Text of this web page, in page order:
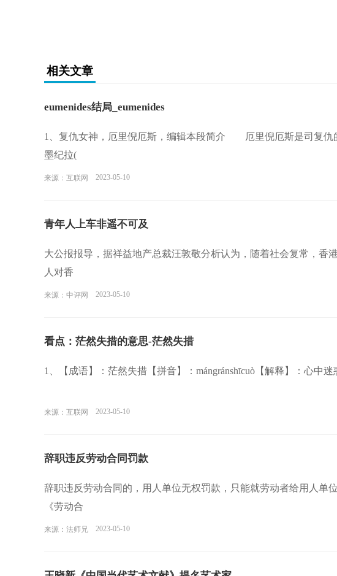
相关文章
eumenides结局_eumenides
1、复仇女神，厄里倪厄斯，编辑本段简介 厄里倪厄斯是司复仇
墨纪拉(
来源：互联网 2023-05-10
青年人上车非遥不可及
大公报报导，据祥益地产总裁汪敦敬分析认为，随着社会复常，香
人对香
来源：中评网 2023-05-10
看点：茫然失措的意思-茫然失措
1、【成语】：茫然失措【拼音】：mángránshīcuò【解释】：心中
来源：互联网 2023-05-10
辞职违反劳动合同罚款
辞职违反劳动合同的，用人单位无权罚款，只能就劳动者给用人单
《劳动合
来源：法师兄 2023-05-10